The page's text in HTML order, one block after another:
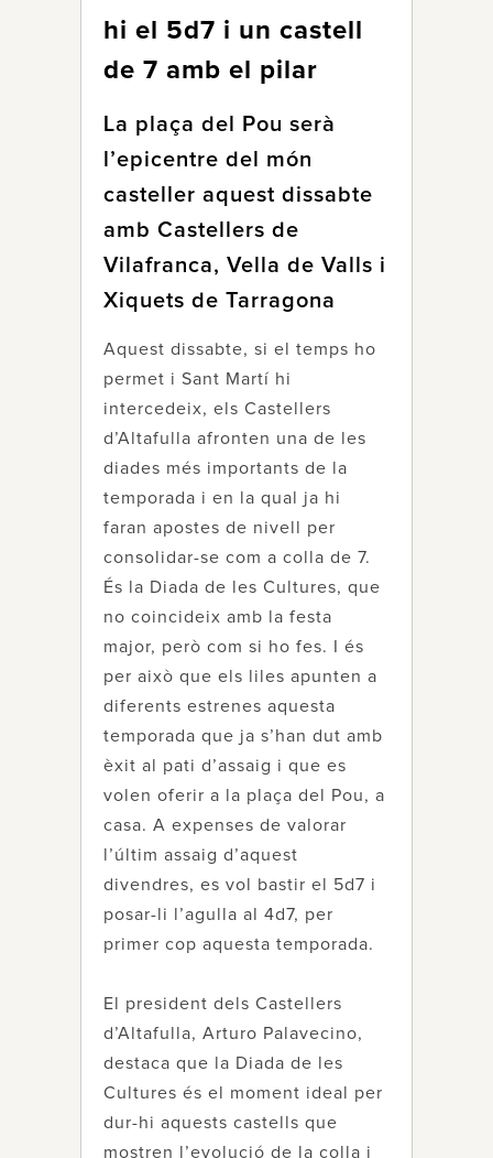
hi el 5d7 i un castell
de 7 amb el pilar
La plaça del Pou serà
l’epicentre del món
casteller aquest dissabte
amb Castellers de
Vilafranca, Vella de Valls i
Xiquets de Tarragona
Aquest dissabte, si el temps ho
permet i Sant Martí hi
intercedeix, els Castellers
d’Altafulla afronten una de les
diades més importants de la
temporada i en la qual ja hi
faran apostes de nivell per
consolidar-se com a colla de 7.
És la Diada de les Cultures, que
no coincideix amb la festa
major, però com si ho fes. I és
per això que els liles apunten a
diferents estrenes aquesta
temporada que ja s’han dut amb
èxit al pati d’assaig i que es
volen oferir a la plaça del Pou, a
casa. A expenses de valorar
l’últim assaig d’aquest
divendres, es vol bastir el 5d7 i
posar-li l’agulla al 4d7, per
primer cop aquesta temporada.
El president dels Castellers
d’Altafulla, Arturo Palavecino,
destaca que la Diada de les
Cultures és el moment ideal per
dur-hi aquests castells que
mostren l’evolució de la colla i